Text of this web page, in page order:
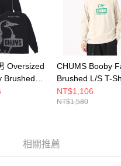
Oversized
Brushed
袖T恤
CHUMS Booby
Brushed L/S T-
長袖T恤
CH012303G057
NT$1,106
NT$1,580
相關推薦